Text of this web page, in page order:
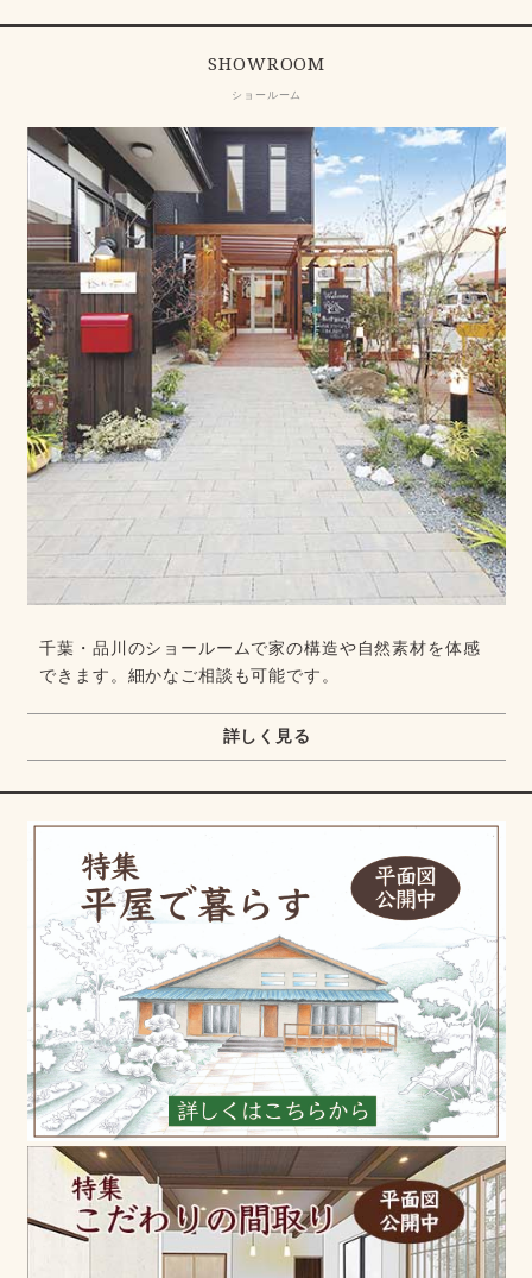
SHOWROOM
ショールーム
千葉・品川のショールームで家の構造や自然素材を体感
できます。細かなご相談も可能です。
詳しく見る